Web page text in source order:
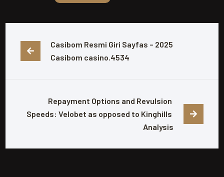
Casibom Resmi Giri Sayfas – 2025
Casibom casino.4534
Repayment Options and Revulsion
Speeds: Velobet as opposed to Kinghills
Analysis